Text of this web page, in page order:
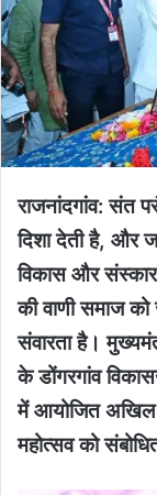
राजनांदगांव: संत
दिशा देती है, और
विकास और
की वाणी समाज
संवारता है।
के डोंगरगांव
में आयोजित अखिल
महोत्सव को